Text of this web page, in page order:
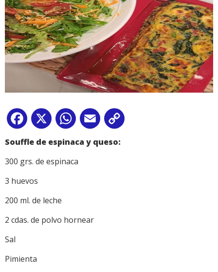
Facebook
X WhatsApp
Email
Souffle de espinaca y queso:
300 grs. de espinaca
3 huevos
200 ml. de leche
2 cdas. de polvo hornear
Sal
Pimienta